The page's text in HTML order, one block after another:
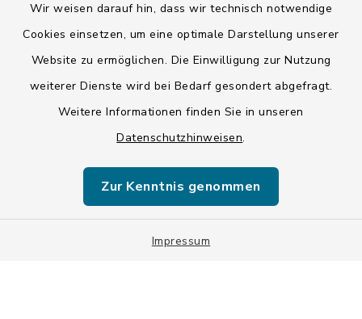
Wir weisen darauf hin, dass wir technisch notwendige
Cookies einsetzen, um eine optimale Darstellung unserer
Website zu ermöglichen. Die Einwilligung zur Nutzung
weiterer Dienste wird bei Bedarf gesondert abgefragt.
Weitere Informationen finden Sie in unseren
Datenschutzhinweisen.
Zur Kenntnis genommen
Impressum
Kontakt
Datenschutz
Sitemap